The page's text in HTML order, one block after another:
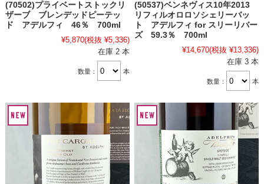
(70502)プライベートストックリ
ザーブ ブレンデッドピーテッ
ド アデルフィ 46％ 700ml
¥5,870(税抜 ¥5,336)
在庫 2 本
数量： 本
(50537)ベンネヴィス10年2013
リフィルオロロソシェリーバッ
ト アデルフィ for スリーリバー
ズ 59.3％ 700ml
¥14,670(税抜 ¥13,336)
在庫 3 本
数量： 本